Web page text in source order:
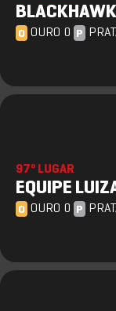
O OURO 0 P
97º LUGAR
EQUIPE
O OURO 0 P